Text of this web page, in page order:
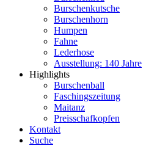
Burschenkutsche
Burschenhorn
Humpen
Fahne
Lederhose
Ausstellung: 140 Jahre
Highlights
Burschenball
Faschingszeitung
Maitanz
Preisschafkopfen
Kontakt
Suche